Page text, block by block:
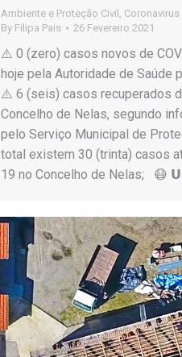
Ambiente e Proteção Civil Coronavirus
By Filipa Pais 26 Fevereiro 2021
⚠️ 0 (zero) casos novos de
hoje pela Autoridade de Saúde
⚠️ 6 (seis) casos recuperados
Concelho de Nelas, segundo
pelo Serviço Municipal de
total existem 30 (trinta) casos
19 no Concelho de Nelas; 😷